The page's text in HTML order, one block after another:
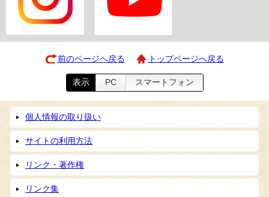
前のページへ戻る トップページへ戻る
表示 PC スマートフォン
個人情報の取り扱い
サイトの利用方法
リンク・著作権
リンク集